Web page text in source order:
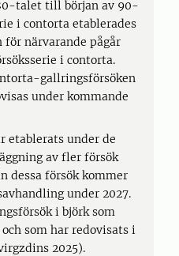
talet till början av 90-
i contorta etablerades
närvarande pågår
i contorta.
gallringsförsöken
under kommande
etablerats under de
av fler försök
dessa försök kommer
under 2027.
i björk som
som har redovisats i
2025).